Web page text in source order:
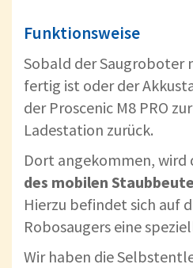
Funktionsweise
Sobald der Saugroboter
fertig ist oder der
der Proscenic M8 PRO
Ladestation zurück.
Dort angekommen, wird
des mobilen
Hierzu befindet sich auf
Robosaugers eine
Wir haben die